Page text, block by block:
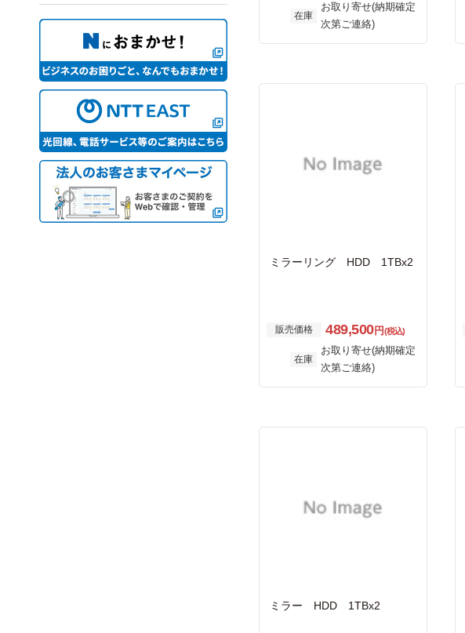
在庫
お取り寄せ(納期確定
次第ご連絡)
ミラーリング HDD 1TBx2
販売価格 489,500円(税込)
在庫
お取り寄せ(納期確定
次第ご連絡)
ミラー HDD 1TBx2